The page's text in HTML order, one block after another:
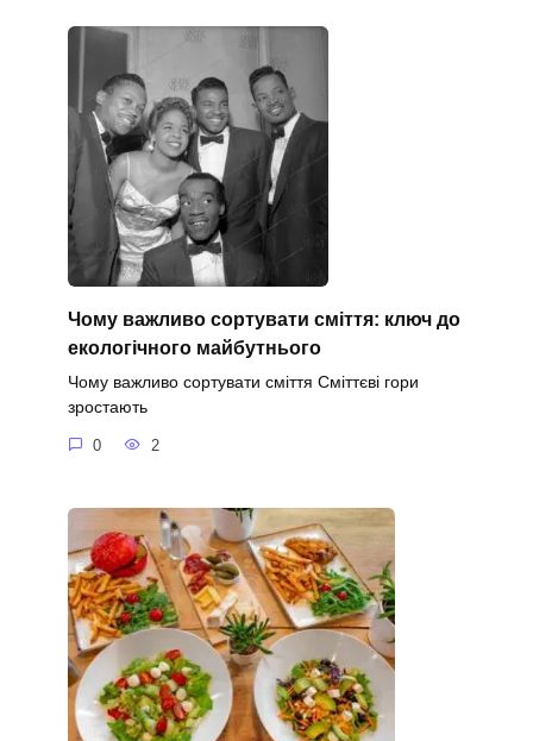
Чому важливо сортувати сміття: ключ до
екологічного майбутнього
Чому важливо сортувати сміття Сміттєві гори
зростають
0 2